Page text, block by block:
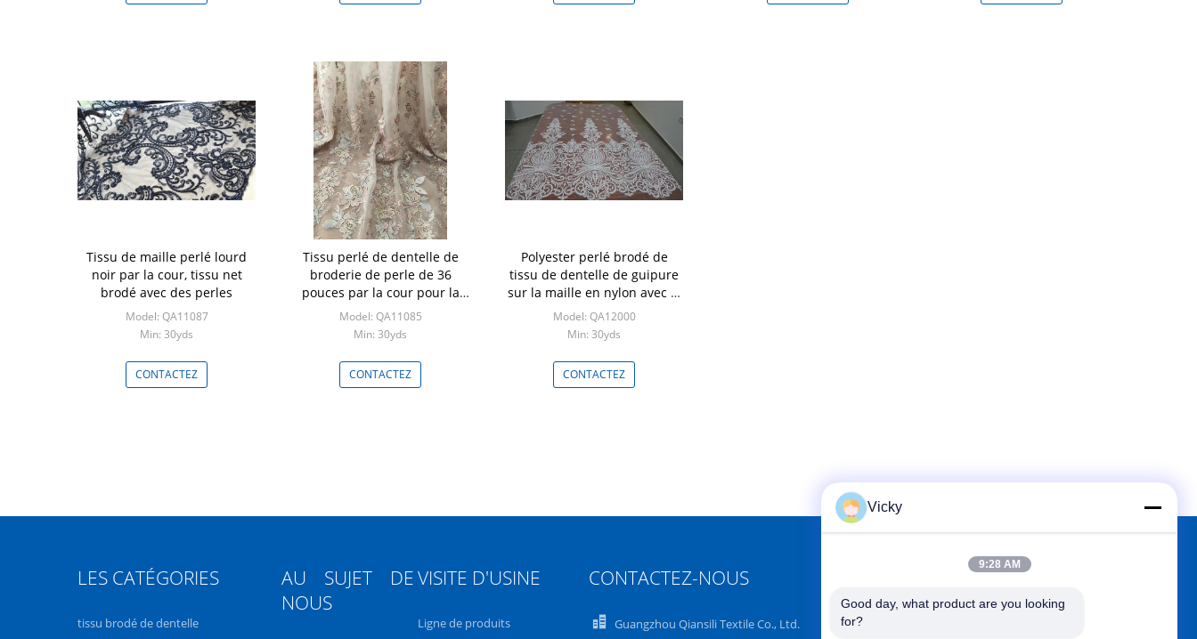
Tissu de maille perlé lourd
noir par la cour, tissu net
brodé avec des perles
Model: QA11087
Min: 30yds
CONTACTEZ
Tissu perlé de dentelle de
broderie de perle de 36
pouces par la cour pour la
robe de mariage de haute
couture
Model: QA11085
Min: 30yds
CONTACTEZ
Polyester perlé brodé de
tissu de dentelle de guipure
sur la maille en nylon avec la
fleur
Model: QA12000
Min: 30yds
CONTACTEZ
LES CATÉGORIES
tissu brodé de dentelle
AU SUJET DE
NOUS
VISITE D'USINE
Ligne de produits
CONTACTEZ-NOUS
Guangzhou Qiansili Textile Co., Ltd.
TROUVEZ-NOUS SUR
Vicky
9:28 AM
Good day, what product are you looking
for?